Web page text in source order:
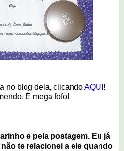
no blog dela, clicandoAQUI !
É mega fofo!
e pela postagem. Eu já
te relacionei a ele quando